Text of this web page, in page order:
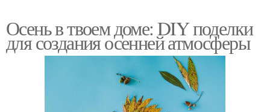
Осень в твоем доме: DIY поделки
для создания осенней атмосферы